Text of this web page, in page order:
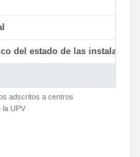
del estado de las
adscritos a centros
la UPV